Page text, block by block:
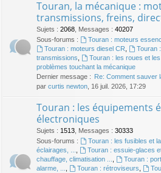
Touran, la mécanique :
transmissions, freins,
Sujets : 2068 Messages : 40207
Sous-forums :
Touran : moteurs
Touran : moteurs diesel CR
Touran
transmissions
Touran : les roues et
problèmes touchant la mécanique
Dernier message :
Re: Comment sauver
par curtis newton , 16 juil. 2026, 17:29
Touran : les équipements
électroniques
Sujets : 1513 Messages : 30333
Sous-forums :
Touran : les fusibles et
éclairages, ...
Touran : essuie-glaces
chauffage, climatisation ...
Touran :
alarme, ...
Touran : rétroviseurs